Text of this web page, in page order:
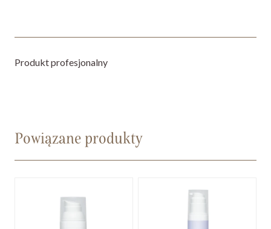
Produkt profesjonalny
Powiązane produkty